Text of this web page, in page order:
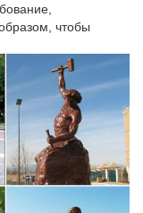
Лев Св.Марка…
Home » Скульптуры
Лев Св.Марка
выполнена из
из… – Минерал
– купить…
чтобы